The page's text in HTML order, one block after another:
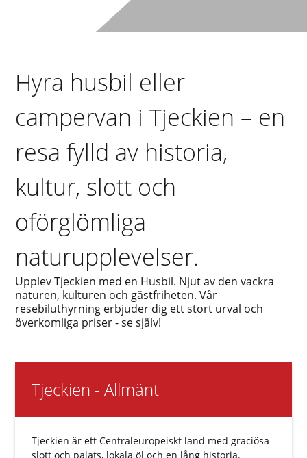
Hyra husbil eller
campervan i Tjeckien – en
resa fylld av historia,
kultur, slott och
oförglömliga
naturupplevelser.
Upplev Tjeckien med en Husbil. Njut av den vackra
naturen, kulturen och gästfriheten. Vår
resebiluthyrning erbjuder dig ett stort urval och
överkomliga priser - se själv!
Tjeckien - Allmänt
Tjeckien är ett Centraleuropeiskt land med graciösa
slott och palats, lokala öl och en lång historia.